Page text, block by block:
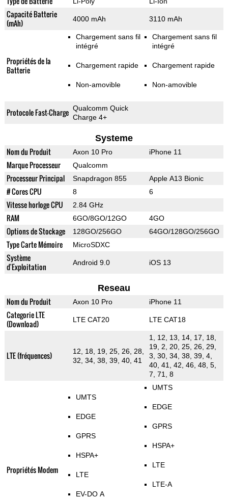
Capacité Batterie
(mAh)
4000 mAh 3110 mAh
Propriétés de la
Batterie
Chargement sans fil
intégré
Chargement rapide
Non-amovible
Chargement sans fil
intégré
Chargement rapide
Non-amovible
Protocole Fast-Charge Qualcomm Quick
Charge 4+
Systeme
Nom du Produit Axon 10 Pro iPhone 11
Marque Processeur Qualcomm
Processeur Principal Snapdragon 855 Apple A13 Bionic
# Cores CPU 8 6
Vitesse horloge CPU 2.84 GHz
RAM 6GO/8GO/12GO 4GO
Options de Stockage 128GO/256GO 64GO/128GO/256GO
Type Carte Mémoire MicroSDXC
Système
d'Exploitation
Android 9.0 iOS 13
Reseau
Nom du Produit Axon 10 Pro iPhone 11
Categorie LTE
(Download)
LTE CAT20 LTE CAT18
LTE (fréquences)
12, 18, 19, 25, 26, 28,
32, 34, 38, 39, 40, 41
1, 12, 13, 14, 17, 18,
19, 2, 20, 25, 26, 29,
3, 30, 34, 38, 39, 4,
40, 41, 42, 46, 48, 5,
7, 71, 8
Propriétés Modem
UMTS
EDGE
GPRS
HSPA+
LTE
EV-DO A
UMTS
EDGE
GPRS
HSPA+
LTE
LTE-A